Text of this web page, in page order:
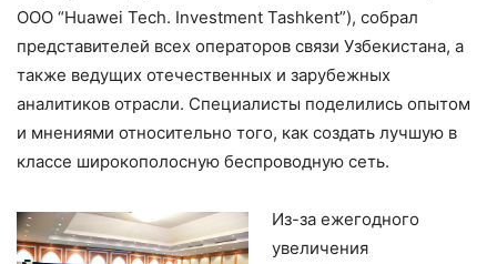
ООО “Huawei Tech. Investment Tashkent”), собрал
представителей всех операторов связи Узбекистана, а
также ведущих отечественных и зарубежных
аналитиков отрасли. Специалисты поделились опытом
и мнениями относительно того, как создать лучшую в
классе широкополосную беспроводную сеть.
Из-за ежегодного
увеличения